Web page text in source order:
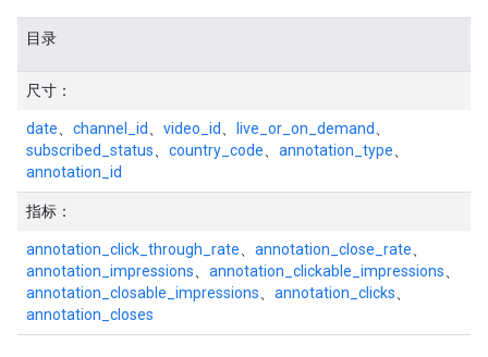
目录
尺寸：
date channel_id video_id live_or_on_demand
subscribed_status
country_code annotation_type
annotation_id
指标：
annotation_click_through_rate annotation_close_rate
annotation_impressions
annotation_clickable_impressions
annotation_closable_impressions
annotation_clicks
annotation_closes